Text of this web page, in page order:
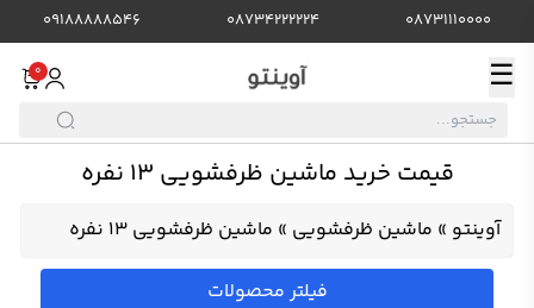
08731110000
08734222224
09188888546
☰
0
قیمت خرید ماشین ظرفشویی 13 نفره
آوینتو » ماشین ظرفشویی » ماشین ظرفشویی 13 نفره
فیلتر محصولات